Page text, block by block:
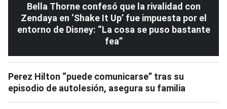
Bella Thorne confesó que la rivalidad con
Zendaya en ‘Shake It Up’ fue impuesta por el
entorno de Disney: “La cosa se puso bastante
fea”
Perez Hilton “puede comunicarse” tras su
episodio de autolesión, asegura su familia